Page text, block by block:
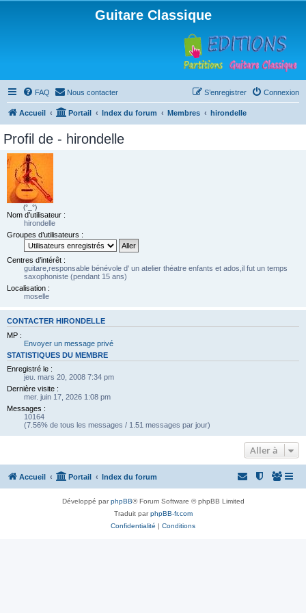
Guitare Classique
FAQ Nous contacter Connexion
S’enregistrer
Accueil Portail Index du forum Membres hirondelle
Profil de - hirondelle
(°_°)
Nom d’utilisateur :
hirondelle
Groupes d’utilisateurs :
Centres d’intérêt :
guitare,responsable bénévole d' un atelier théatre enfants et ados,il fut un temps
saxophoniste (pendant 15 ans)
Localisation :
moselle
CONTACTER HIRONDELLE
MP :
Envoyer un message privé
STATISTIQUES DU MEMBRE
Enregistré le :
jeu. mars 20, 2008 7:34 pm
Dernière visite :
mer. juin 17, 2026 1:08 pm
Messages :
10164
(7.56% de tous les messages / 1.51 messages par jour)
Aller à
Accueil Portail Index du forum
Développé parphpBB® Forum Software © phpBB Limited
Traduit parphpBB-fr.com
Confidentialité | Conditions